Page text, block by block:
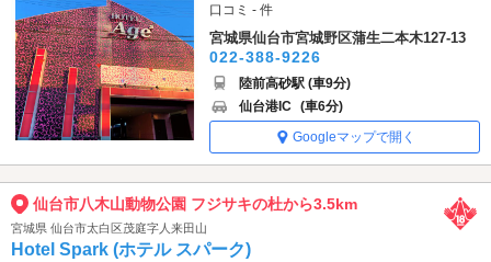
口コミ - 件
宮城県仙台市宮城野区蒲生二本木127-13
022-388-9226
陸前高砂駅 (車9分)
仙台港IC (車6分)
Googleマップで開く
仙台市八木山動物公園 フジサキの杜から3.5km
宮城県 仙台市太白区茂庭字人来田山
Hotel Spark (ホテル スパーク)